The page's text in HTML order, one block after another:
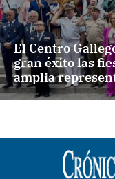
El Centro
gran éxito las
amplia